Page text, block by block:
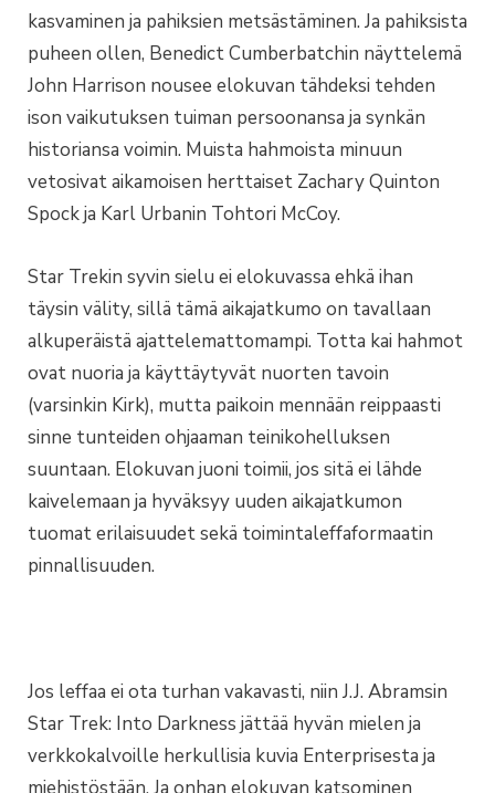
kasvaminen ja pahiksien metsästäminen. Ja pahiksista
puheen ollen, Benedict Cumberbatchin näyttelemä
John Harrison nousee elokuvan tähdeksi tehden
ison vaikutuksen tuiman persoonansa ja synkän
historiansa voimin. Muista hahmoista minuun
vetosivat aikamoisen herttaiset Zachary Quinton
Spock ja Karl Urbanin Tohtori McCoy.
Star Trekin syvin sielu ei elokuvassa ehkä ihan
täysin välity, sillä tämä aikajatkumo on tavallaan
alkuperäistä ajattelemattomampi. Totta kai hahmot
ovat nuoria ja käyttäytyvät nuorten tavoin
(varsinkin Kirk), mutta paikoin mennään reippaasti
sinne tunteiden ohjaaman teinikohelluksen
suuntaan. Elokuvan juoni toimii, jos sitä ei lähde
kaivelemaan ja hyväksyy uuden aikajatkumon
tuomat erilaisuudet sekä toimintaleffaformaatin
pinnallisuuden.
Jos leffaa ei ota turhan vakavasti, niin J.J. Abramsin
Star Trek: Into Darkness jättää hyvän mielen ja
verkkokalvoille herkullisia kuvia Enterprisesta ja
miehistöstään. Ja onhan elokuvan katsominen